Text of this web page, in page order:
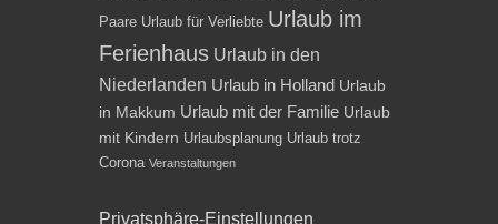
Paare Urlaub für Verliebte Urlaub im
Ferienhaus Urlaub in den
Niederlanden Urlaub in Holland Urlaub
in Makkum Urlaub mit der Familie Urlaub
mit Kindern Urlaubsplanung Urlaub trotz
Corona Veranstaltungen
Privatsphäre-Einstellungen